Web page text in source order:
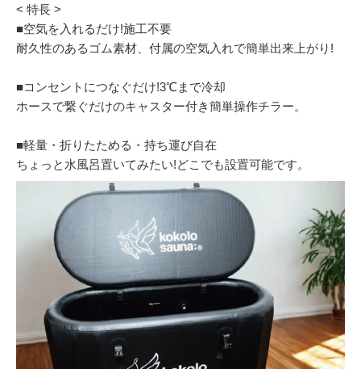
< 特長 >
■空気を入れるだけ!施工不要
耐久性のあるゴム素材、付属の空気入れで簡単出来上がり!
■コンセントにつなぐだけ!3℃まで冷却
ホースで繋ぐだけのキャスター付き簡単操作チラー。
■軽量・折りたためる・持ち運び自在
ちょっと水風呂置いてみたい!どこでも設置可能です。